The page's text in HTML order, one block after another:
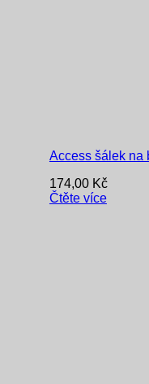
Access šálek na
174,00 Kč
Čtěte více